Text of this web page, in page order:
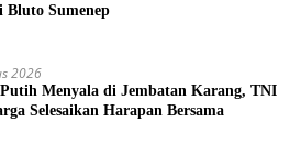
Bluto Sumenep
2026
Menyala di Jembatan Karang, TNI
Selesaikan Harapan Bersama